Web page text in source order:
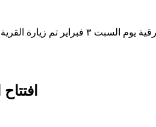
بهذا الصرح الذي يمثل تراث المملكة بجميع مناطقها
افتتاح